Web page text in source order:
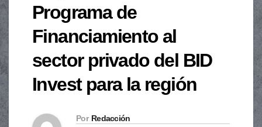
Programa de
Financiamiento al
sector privado del BID
Invest para la región
Por Redacción